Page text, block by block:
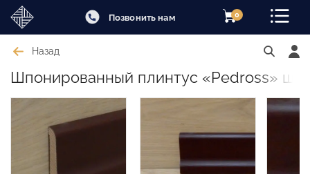
Позвонить нам 0
Назад
Шпонированный плинтус «Pedross»